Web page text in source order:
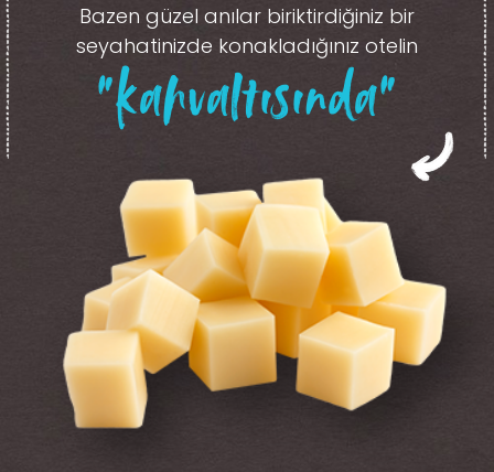
Bazen güzel anılar biriktirdiğiniz bir
seyahatinizde konakladığınız otelin
“kahvaltısında”